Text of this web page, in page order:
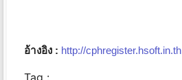
อ้างอิง : http://cphregister.hsoft.in.th